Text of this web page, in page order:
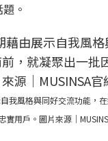
。
我風格與同好交流功能，
實用戶。圖片來源｜